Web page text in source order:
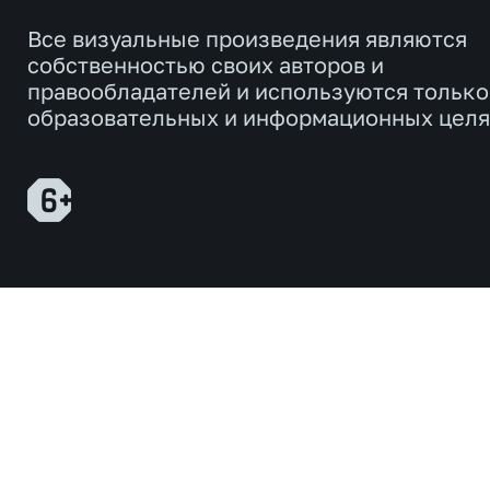
Все визуальные произведения являются
собственностью своих авторов и
правообладателей и используются
образовательных и информационных